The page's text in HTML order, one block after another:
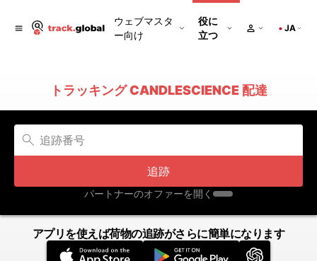
ウェブマスタ
ー向け
役に
立つ
JA
トラッキング CANDLESCIENCE 配達
追跡
パートナーのオファーを開く
アプリを使えば荷物の追跡がさらに簡単になります